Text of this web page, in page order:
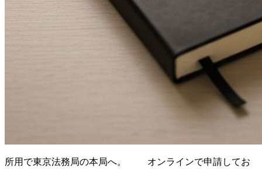
所用で東京法務局の本局へ。 オンラインで申請してお